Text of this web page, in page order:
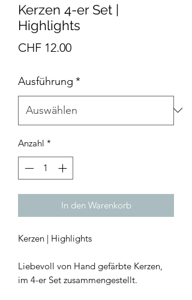
Kerzen 4-er Set |
Highlights
CHF 12.00Preis
Ausführung *
Anzahl *
In den Warenkorb
Kerzen | Highlights
Liebevoll von Hand gefärbte Kerzen,
im 4-er Set zusammengestellt.